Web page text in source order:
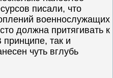
писали, что
военнослужащих
должна притягивать к
принципе, так и
чуть вглубь